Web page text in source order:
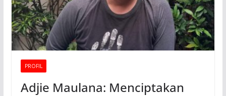
PROFIL
Adjie Maulana: Menciptakan